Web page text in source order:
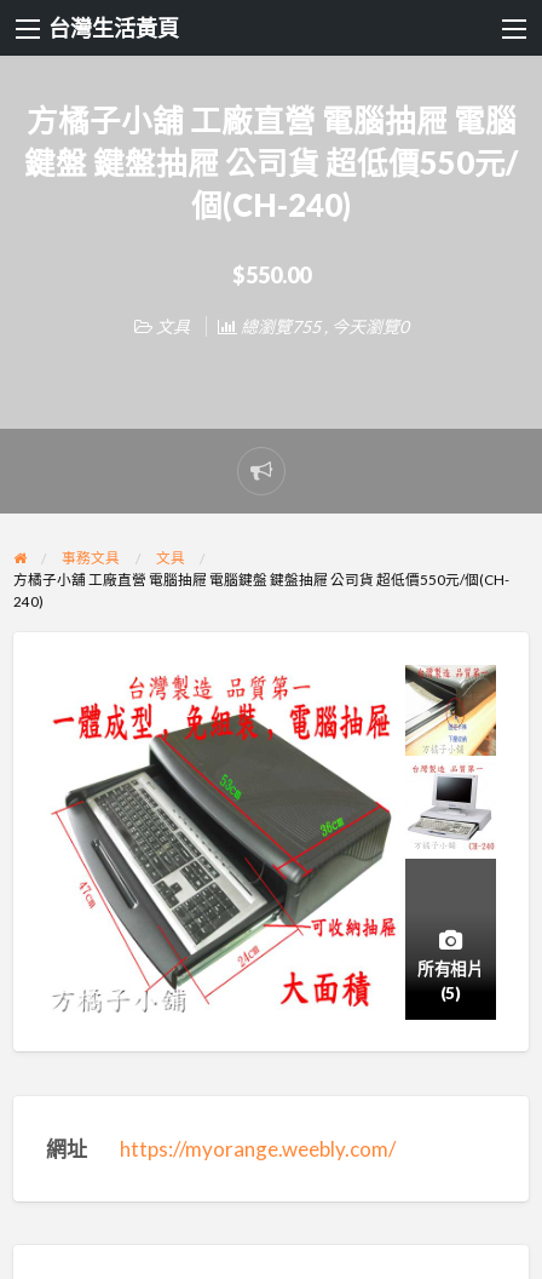
台灣生活黃頁
方橘子小舖 工廠直營 電腦抽屜 電腦
鍵盤 鍵盤抽屜 公司貨 超低價550元/
個(CH-240)
$550.00
文具 總瀏覽755 , 今天瀏覽0
Report
problem
事務文具
文具
方橘子小舖 工廠直營 電腦抽屜 電腦鍵盤 鍵盤抽屜 公司貨 超低價550元/個(CH-
240)
所有相片
(5)
網址 https://myorange.weebly.com/